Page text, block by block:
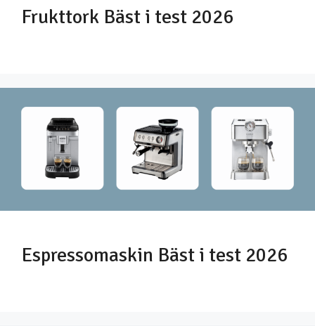
Frukttork Bäst i test 2026
Espressomaskin Bäst i test 2026